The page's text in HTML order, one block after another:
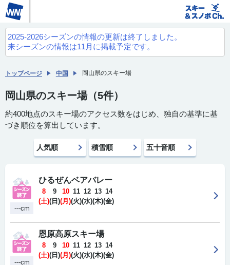
2025-2026シーズンの情報の更新は終了しました。
来シーズンの情報は11月に掲載予定です。
トップページ 中国 岡山県のスキー場
岡山県のスキー場（5件）
約400地点のスキー場のアクセス数をはじめ、独自の基準に基
づき順位を算出しています。
人気順 積雪順 五十音順
---cm
ひるぜんベアバレー
8
(土)
9
(日)
10
(月)
11
(火)
12
(水)
13
(木)
14
(金)
---cm
恩原高原スキー場
8
(土)
9
(日)
10
(月)
11
(火)
12
(水)
13
(木)
14
(金)